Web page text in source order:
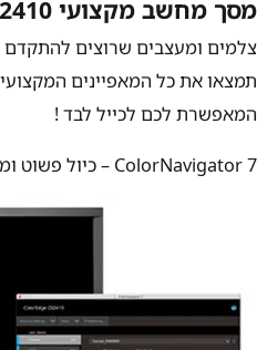
מסך מחשב מקצועי EIZO CS-2410
צלמים ומעצבים שרוצים
תמצאו את כל המאפיינים
המאפשרת לכם לכייל לבד !
ColorNavigator 7 – כיול פשוט ומדוייק